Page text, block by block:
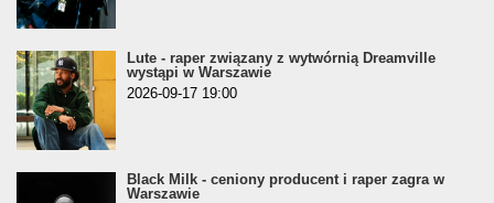
Lute - raper związany z wytwórnią Dreamville
wystąpi w Warszawie
2026-09-17 19:00
Black Milk - ceniony producent i raper zagra w
Warszawie